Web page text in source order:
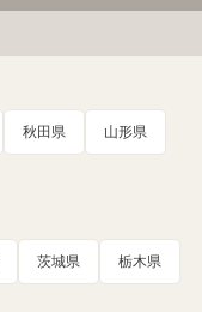
秋田県 山形県
茨城県 栃木県